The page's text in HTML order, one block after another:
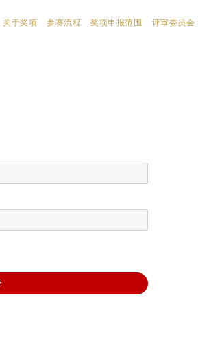
关于奖项 参赛流程 奖项申报范围 评审委员会